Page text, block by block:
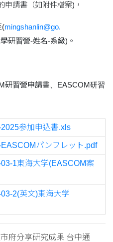
申請書（如附件檔案)，
(mingshanlin@go.
研習營-姓名-系級)。
研習營申請書 EASCOM研習
参加申込書.xls
パンフレット.pdf
1東海大学(EASCOM案
2(英文)東海大学
府分享研究成果 台中通